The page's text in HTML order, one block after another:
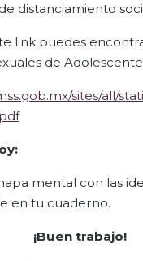
distanciamiento
link puedes
de
sites/all/
oy:
mental con las
en tu cuaderno.
¡Buen trabajo!